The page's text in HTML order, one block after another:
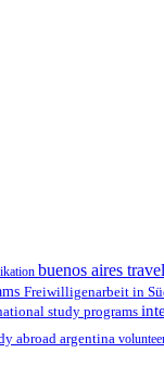
buenos aires
Freiwilligenarbeit in
study programs
abroad argentina